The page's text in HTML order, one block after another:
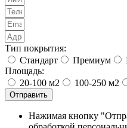
Тип покрытия:
Стандарт
Премиум
Площадь:
20-100 м2
100-250 м2
Отправить
Нажимая кнопку